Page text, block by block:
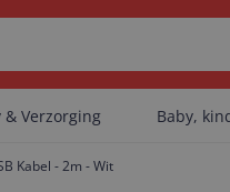
& Verzorging Baby,
Kabel - 2m - Wit